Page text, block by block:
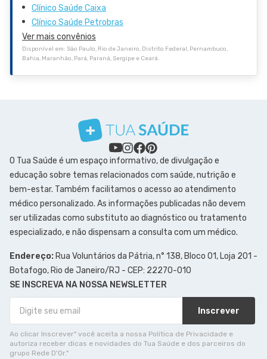
Clínico Saúde Caixa
Clínico Saúde Petrobras
Ver mais convênios
Disponível em: São Paulo, Rio de Janeiro, Distrito Federal, Pernambuco,
Bahia, Maranhão, Pará, Paraná, Sergipe e Ceará.
O Tua Saúde é um espaço informativo, de divulgação e
educação sobre temas relacionados com saúde, nutrição e
bem-estar. Também facilitamos o acesso ao atendimento
médico personalizado. As informações publicadas não devem
ser utilizadas como substituto ao diagnóstico ou tratamento
especializado, e não dispensam a consulta com um médico.
Endereço:Rua Voluntários da Pátria, n° 138, Bloco 01, Loja 201 -
Botafogo, Rio de Janeiro/RJ - CEP: 22270-010
SE INSCREVA NA NOSSA NEWSLETTER
Inscrever
Ao clicar Inscrever" você aceita a nossa Política de Privacidade e
autoriza receber dicas e novidades do Tua Saúde e dos parceiros do
grupo Rede D'Or."